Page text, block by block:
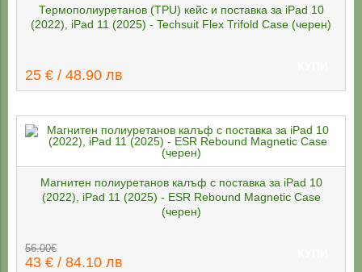
Термополиуретанов (TPU) кейс и поставка за iPad 10
(2022), iPad 11 (2025) - Techsuit Flex Trifold Case (черен)
25 € / 48.90 лв
Магнитен полиуретанов калъф с поставка за iPad 10
(2022), iPad 11 (2025) - ESR Rebound Magnetic Case
(черен)
56.00€
43 € / 84.10 лв